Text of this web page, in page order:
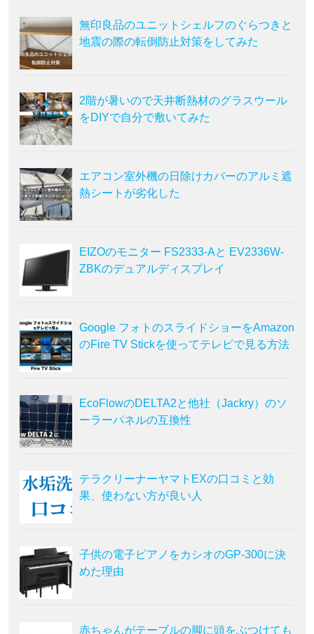
無印良品のユニットシェルフのぐらつきと
地震の際の転倒防止対策をしてみた
2階が暑いので天井断熱材のグラスウール
をDIYで自分で敷いてみた
エアコン室外機の日除けカバーのアルミ遮
熱シートが劣化した
EIZOのモニター FS2333-Aと EV2336W-
ZBKのデュアルディスプレイ
Google フォトのスライドショーをAmazon
のFire TV Stickを使ってテレビで見る方法
EcoFlowのDELTA2と他社（Jackry）のソ
ーラーパネルの互換性
テラクリーナーヤマトEXの口コミと効
果、使わない方が良い人
子供の電子ピアノをカシオのGP-300に決
めた理由
赤ちゃんがテーブルの脚に頭をぶつけても